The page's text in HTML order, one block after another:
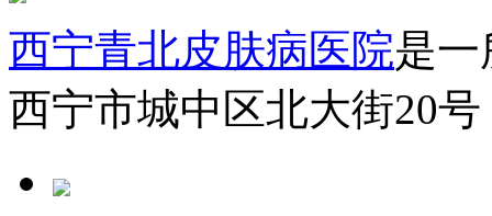
西宁青北皮肤病医院是
西宁市城中区北大街20